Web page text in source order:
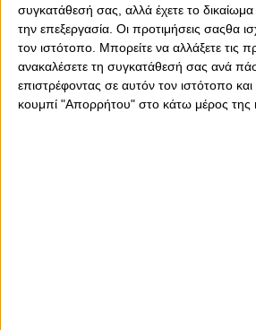
συγκατάθεσή σας, αλλά έχετε το δικαίωμα
την επεξεργασία. Οι προτιμήσεις σαςθα
τον ιστότοπο. Μπορείτε να αλλάξετε τις
ανακαλέσετε τη συγκατάθεσή σας ανά
επιστρέφοντας σε αυτόν τον ιστότοπο
κουμπί "Απορρήτου" στο κάτω μέρος της
Κυκλοφορεί:
ευρωπαϊκό έχεις!»
Το νέο βιβλίο του Διονύση Βερβελέ για
Conference League από τον